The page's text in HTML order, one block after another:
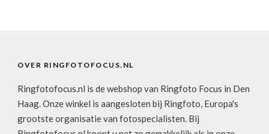
OVER RINGFOTOFOCUS.NL
Ringfotofocus.nl is de webshop van Ringfoto Focus in Den
Haag. Onze winkel is aangesloten bij Ringfoto, Europa's
grootste organisatie van fotospecialisten. Bij